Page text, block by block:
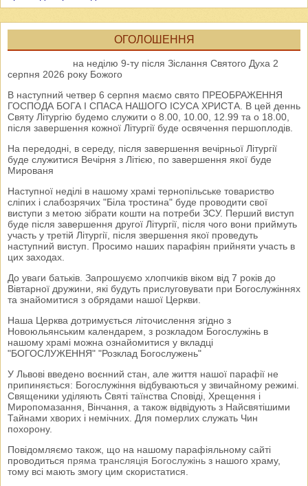
ОГОЛОШЕННЯ
на неділю 9-ту після Зіслання Святого Духа 2
серпня 2026 року Божого
В наступний четвер 6 серпня маємо свято ПРЕОБРАЖЕННЯ
ГОСПОДА БОГА І СПАСА НАШОГО ІСУСА ХРИСТА. В цей деннь
Святу Літургію будемо служити о 8.00, 10.00, 12.99 та о 18.00,
після завершення кожної Літургії буде освячення першоплодів.
На передодні, в середу, після завершення вечірньої Літургії
буде служитися Вечірня з Літією, по завершення якої буде
Мированя
Наступної неділі в нашому храмі тернопільське товариство
сліпих і слабозрячих "Біла тростина" буде проводити свої
виступи з метою зібрати кошти на потреби ЗСУ. Перший виступ
буде після завершення другої Літургії, після чого вони приймуть
участь у третій Літургії, після звершення якої проведуть
наступний виступ. Просимо наших парафіян прийняти участь в
цих заходах.
До уваги батьків. Запрошуємо хлопчиків віком від 7 років до
Вівтарної дружини, які будуть прислуговувати при Богослужіннях
та знайомитися з обрядами нашої Церкви.
Наша Церква дотримується літочислення згідно з
Новоюльянським календарем, з розкладом Богослужінь в
нашому храмі можна ознайомитися у вкладці
"БОГОСЛУЖЕННЯ" "Розклад Богослужень"
У Львові введено воєнний стан, але життя нашої парафії не
припиняється: Богослужіння відбуваються у звичайному режимі.
Священики уділяють Святі таїнства Сповіді, Хрещення і
Миропомазання, Вінчання, а також відвідують з Найсвятішими
Тайнами хворих і немічних. Для померлих служать Чин
похорону.
Повідомляємо також, що на нашому парафіяльному сайті
проводиться пряма трансляція Богослужінь з нашого храму,
тому всі мають змогу цим скористатися.